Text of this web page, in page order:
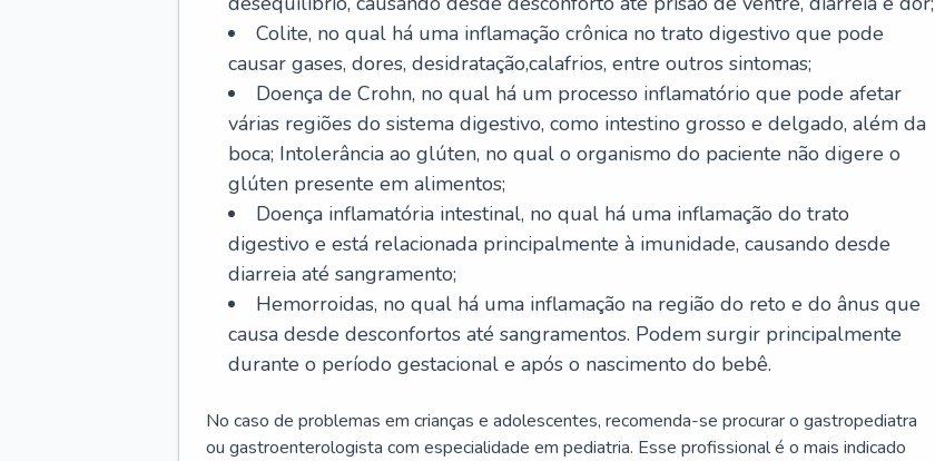
Colite, no qual há uma inflamação crônica no trato digestivo que pode
causar gases, dores, desidratação,calafrios, entre outros sintomas;
Doença de Crohn, no qual há um processo inflamatório que pode afetar
várias regiões do sistema digestivo, como intestino grosso e delgado, além da
boca; Intolerância ao glúten, no qual o organismo do paciente não digere o
glúten presente em alimentos;
Doença inflamatória intestinal, no qual há uma inflamação do trato
digestivo e está relacionada principalmente à imunidade, causando desde
diarreia até sangramento;
Hemorroidas, no qual há uma inflamação na região do reto e do ânus que
causa desde desconfortos até sangramentos. Podem surgir principalmente
durante o período gestacional e após o nascimento do bebê.
No caso de problemas em crianças e adolescentes, recomenda-se procurar o gastropediatra
ou gastroenterologista com especialidade em pediatria. Esse profissional é o mais indicado